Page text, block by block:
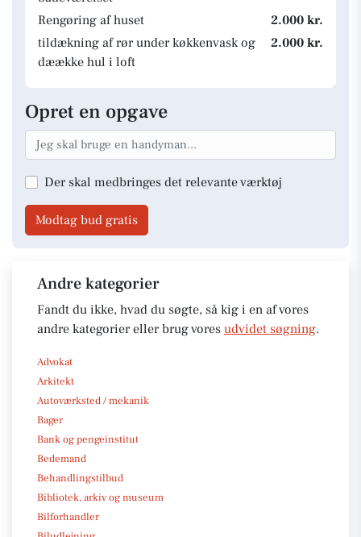
Rengøring af huset
2.000 kr.
tildækning af rør under køkkenvask og
dæække hul i loft
2.000 kr.
Opret en opgave
Der skal medbringes det relevante værktøj
Modtag bud gratis
Andre kategorier
Fandt du ikke, hvad du søgte, så kig i en af vores
andre kategorier eller brug vores udvidet søgning.
Advokat
Arkitekt
Autoværksted / mekanik
Bager
Bank og pengeinstitut
Bedemand
Behandlingstilbud
Bibliotek, arkiv og museum
Bilforhandler